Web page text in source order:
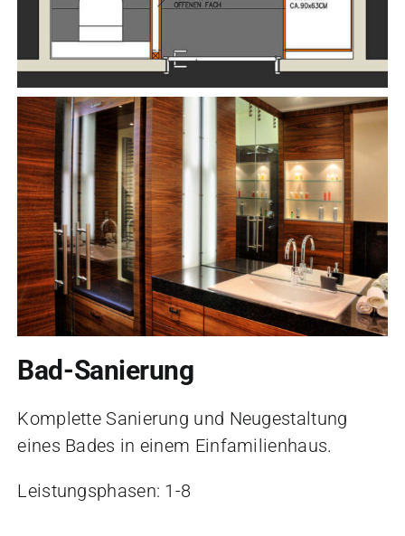
Bad-Sanierung
Komplette Sanierung und Neugestaltung
eines Bades in einem Einfamilienhaus.
Leistungsphasen: 1-8